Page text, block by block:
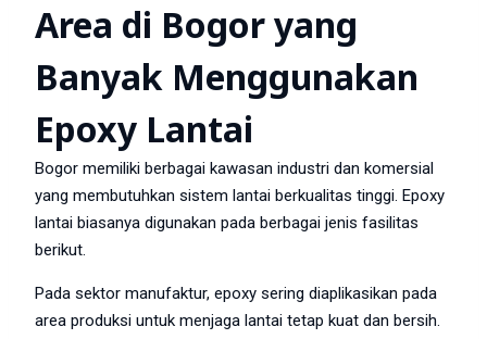
Area di Bogor yang
Banyak Menggunakan
Epoxy Lantai
Bogor memiliki berbagai kawasan industri dan komersial
yang membutuhkan sistem lantai berkualitas tinggi. Epoxy
lantai biasanya digunakan pada berbagai jenis fasilitas
berikut.
Pada sektor manufaktur, epoxy sering diaplikasikan pada
area produksi untuk menjaga lantai tetap kuat dan bersih.